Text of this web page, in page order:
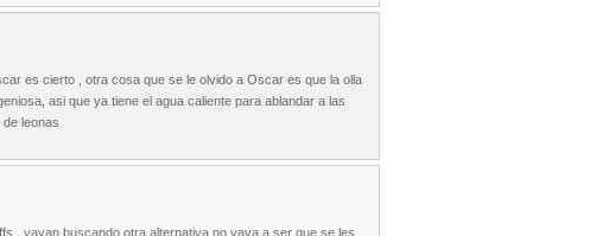
es cierto , otra cosa que se le olvido a Oscar es que la olla
asi que ya tiene el agua caliente para ablandar a las
leonas
, vayan buscando otra alternativa no vaya a ser que se les